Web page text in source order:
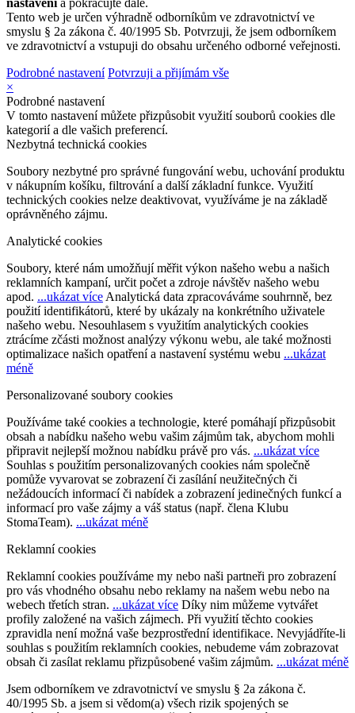
Tento web je určen výhradně odborníkům ve zdravotnictví ve
smyslu § 2a zákona č. 40/1995 Sb. Potvrzuji, že jsem odborníkem
ve zdravotnictví a vstupuji do obsahu určeného odborné veřejnosti.
Podrobné nastavení Potvrzuji a přijímám vše
×
Podrobné nastavení
V tomto nastavení můžete přizpůsobit využití souborů cookies dle
kategorií a dle vašich preferencí.
Nezbytná technická cookies
Soubory nezbytné pro správné fungování webu, uchování produktu
v nákupním košíku, filtrování a další základní funkce. Využití
technických cookies nelze deaktivovat, využíváme je na základě
oprávněného zájmu.
Analytické cookies
Soubory, které nám umožňují měřit výkon našeho webu a našich
reklamních kampaní, určit počet a zdroje návštěv našeho webu
apod. ...ukázat více Analytická data zpracováváme souhrnně, bez
použití identifikátorů, které by ukázaly na konkrétního uživatele
našeho webu. Nesouhlasem s využitím analytických cookies
ztrácíme zčásti možnost analýzy výkonu webu, ale také možnosti
optimalizace našich opatření a nastavení systému webu ...ukázat
méně
Personalizované soubory cookies
Používáme také cookies a technologie, které pomáhají přizpůsobit
obsah a nabídku našeho webu vašim zájmům tak, abychom mohli
připravit nejlepší možnou nabídku právě pro vás. ...ukázat více
Souhlas s použitím personalizovaných cookies nám společně
pomůže vyvarovat se zobrazení či zasílání neužitečných či
nežádoucích informací či nabídek a zobrazení jedinečných funkcí a
informací pro vaše zájmy a váš status (např. člena Klubu
StomaTeam). ...ukázat méně
Reklamní cookies
Reklamní cookies používáme my nebo naši partneři pro zobrazení
pro vás vhodného obsahu nebo reklamy na našem webu nebo na
webech třetích stran. ...ukázat více Díky nim můžeme vytvářet
profily založené na vašich zájmech. Při využití těchto cookies
zpravidla není možná vaše bezprostřední identifikace. Nevyjádříte-li
souhlas s použitím reklamních cookies, nebudeme vám zobrazovat
obsah či zasílat reklamu přizpůsobené vašim zájmům. ...ukázat méně
Jsem odborníkem ve zdravotnictví ve smyslu § 2a zákona č.
40/1995 Sb. a jsem si vědom(a) všech rizik spojených se